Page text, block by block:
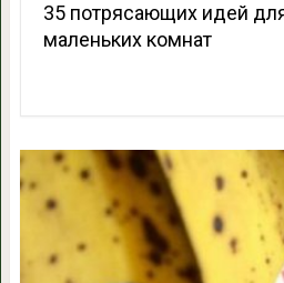
35 потрясающих идей
маленьких комнат